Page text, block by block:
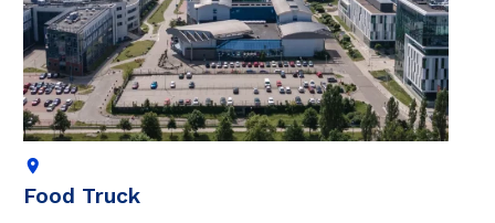
location_on
Food Truck